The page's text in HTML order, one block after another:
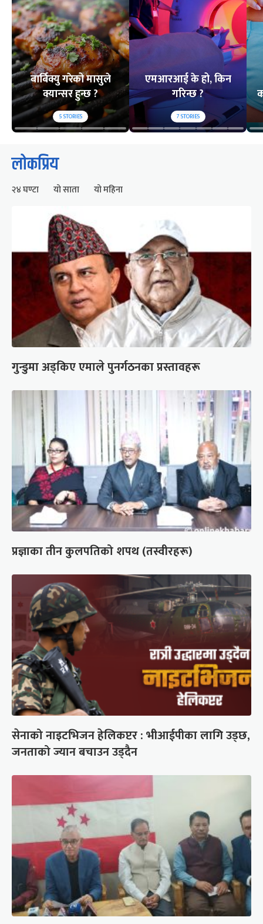
बार्बिक्यु गरेको मासुले
क्यान्सर हुन्छ ?
5STORIES
एमआरआई के हो, किन
गरिन्छ ?
7STORIES
लोकप्रिय
२४ घण्टा यो साता यो महिना
गुन्डुमा अड्किए एमाले पुनर्गठनका प्रस्तावहरू
प्रज्ञाका तीन कुलपतिको शपथ (तस्वीरहरू)
सेनाको नाइटभिजन हेलिकप्टर : भीआईपीका लागि उड्छ,
जनताको ज्यान बचाउन उड्दैन